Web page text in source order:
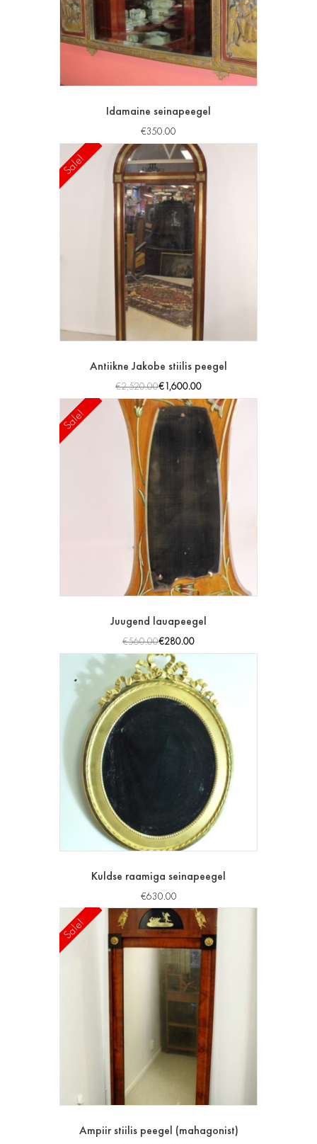
Idamaine seinapeegel
€350.00
Sale!
Antiikne Jakobe stiilis peegel
€2,520.00€1,600.00
Sale!
Juugend lauapeegel
€560.00€280.00
Kuldse raamiga seinapeegel
€630.00
Sale!
Ampiir stiilis peegel (mahagonist)